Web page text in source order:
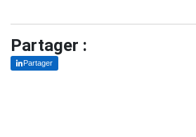
Partager :
Partager